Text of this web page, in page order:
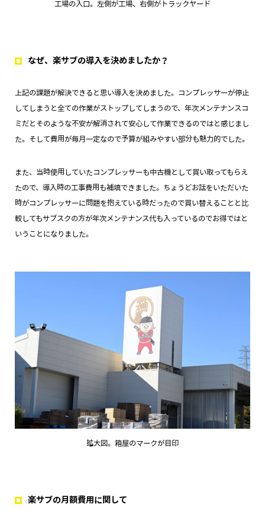
工場の入口。左側が工場、右側がトラックヤード
なぜ、楽サブの導入を決めましたか？
上記の課題が解決できると思い導入を決めました。コンプレッサーが停止
してしまうと全ての作業がストップしてしまうので、年次メンテナンスコ
ミだとそのような不安が解消されて安心して作業できるのではと感じまし
た。そして費用が毎月一定なので予算が組みやすい部分も魅力的でした。
また、当時使用していたコンプレッサーも中古機として買い取ってもらえ
たので、導入時の工事費用も補填できました。ちょうどお話をいただいた
時がコンプレッサーに問題を抱えている時だったので買い替えることと比
較してもサブスクの方が年次メンテナンス代も入っているのでお得ではと
いうことになりました。
拡大図。箱屋のマークが目印
楽サブの月額費用に関して